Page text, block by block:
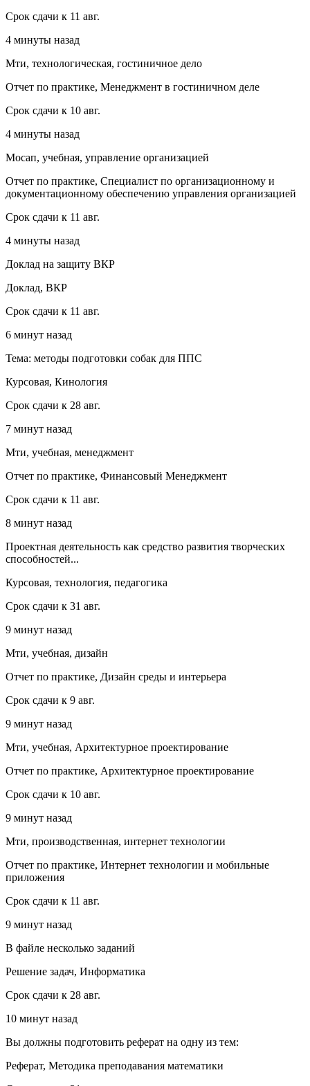
Срок сдачи к 11 авг.
4 минуты назад
Мти, технологическая, гостиничное дело
Отчет по практике, Менеджмент в гостиничном деле
Срок сдачи к 10 авг.
4 минуты назад
Мосап, учебная, управление организацией
Отчет по практике, Специалист по организационному и
документационному обеспечению управления организацией
Срок сдачи к 11 авг.
4 минуты назад
Доклад на защиту ВКР
Доклад, ВКР
Срок сдачи к 11 авг.
6 минут назад
Тема: методы подготовки собак для ППС
Курсовая, Кинология
Срок сдачи к 28 авг.
7 минут назад
Мти, учебная, менеджмент
Отчет по практике, Финансовый Менеджмент
Срок сдачи к 11 авг.
8 минут назад
Проектная деятельность как средство развития творческих
способностей...
Курсовая, технология, педагогика
Срок сдачи к 31 авг.
9 минут назад
Мти, учебная, дизайн
Отчет по практике, Дизайн среды и интерьера
Срок сдачи к 9 авг.
9 минут назад
Мти, учебная, Архитектурное проектирование
Отчет по практике, Архитектурное проектирование
Срок сдачи к 10 авг.
9 минут назад
Мти, производственная, интернет технологии
Отчет по практике, Интернет технологии и мобильные
приложения
Срок сдачи к 11 авг.
9 минут назад
В файле несколько заданий
Решение задач, Информатика
Срок сдачи к 28 авг.
10 минут назад
Вы должны подготовить реферат на одну из тем:
Реферат, Методика преподавания математики